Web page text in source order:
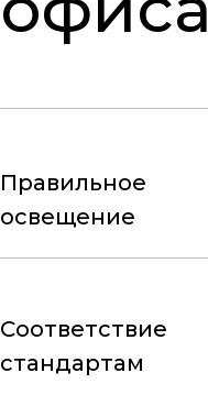
Правильное
освещение
Соответствие
стандартам